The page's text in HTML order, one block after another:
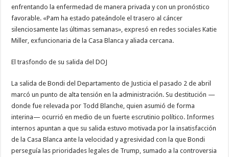
enfrentando la enfermedad de manera privada y con un pronóstico
favorable. «Pam ha estado pateándole el trasero al cáncer
silenciosamente las últimas semanas», expresó en redes sociales Katie
Miller, exfuncionaria de la Casa Blanca y aliada cercana.
El trasfondo de su salida del DOJ
La salida de Bondi del Departamento de Justicia el pasado 2 de abril
marcó un punto de alta tensión en la administración. Su destitución —
donde fue relevada por Todd Blanche, quien asumió de forma
interina— ocurrió en medio de un fuerte escrutinio político. Informes
internos apuntan a que su salida estuvo motivada por la insatisfacción
de la Casa Blanca ante la velocidad y agresividad con la que Bondi
perseguía las prioridades legales de Trump, sumado a la controversia